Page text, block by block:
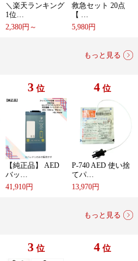
＼​楽​天​ラ​ン​キ​ン​グ​
1​位​…
2,380円～
救​急​セ​ッ​ト​ ​2​0​点​ ​
【​ ​…
5,980円
もっと見る
3 位
【​純​正​品​】​ ​A​E​D​ ​
バ​ッ​…
41,910円
4 位
P​-​7​4​0​ ​A​E​D​ ​使​い​捨​
て​パ​…
13,970円
もっと見る
3 位 4 位